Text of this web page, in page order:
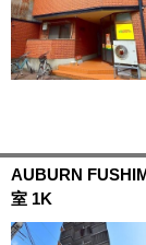
AUBURN
室 1K